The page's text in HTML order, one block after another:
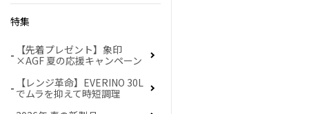
特集
【先着プレゼント】象印
×AGF 夏の応援キャンペーン
【レンジ革命】EVERINO 30L
でムラを抑えて時短調理